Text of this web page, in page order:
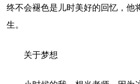
终不会褪色是儿时美好的回忆，他
生。
关于梦想